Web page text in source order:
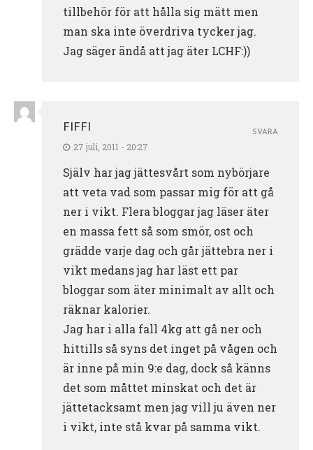
tillbehör för att hålla sig mätt men
man ska inte överdriva tycker jag.
Jag säger ändå att jag äter LCHF:))
FIFFI
27 juli, 2011 - 20:27
Själv har jag jättesvårt som nybörjare
att veta vad som passar mig för att gå
ner i vikt. Flera bloggar jag läser äter
en massa fett så som smör, ost och
grädde varje dag och går jättebra ner i
vikt medans jag har läst ett par
bloggar som äter minimalt av allt och
räknar kalorier.
Jag har i alla fall 4kg att gå ner och
hittills så syns det inget på vågen och
är inne på min 9:e dag, dock så känns
det som måttet minskat och det är
jättetacksamt men jag vill ju även ner
i vikt, inte stå kvar på samma vikt.
SVARA